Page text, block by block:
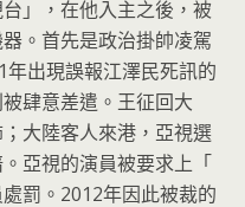
」， 在他入主之後，被
。 首先是政治掛帥凌駕
年出現誤報江澤民死訊的
肆意差遣。 王征回大
大陸客人來港， 亞視選
亞視的演員被要求上「
罰。2012年因此被裁的